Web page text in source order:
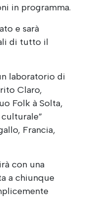
in programma.
e sarà
di tutto il
laboratorio di
Claro,
Folk à Solta,
Francia,
con una
a chiunque